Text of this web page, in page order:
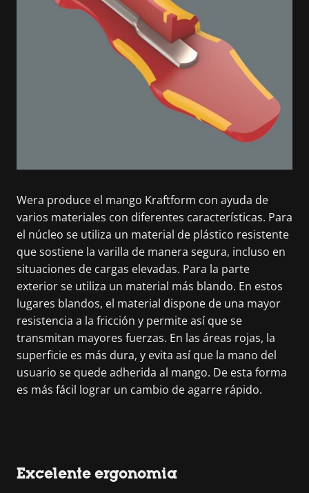
Wera produce el mango Kraftform con ayuda de
varios materiales con diferentes características. Para
el núcleo se utiliza un material de plástico resistente
que sostiene la varilla de manera segura, incluso en
situaciones de cargas elevadas. Para la parte
exterior se utiliza un material más blando. En estos
lugares blandos, el material dispone de una mayor
resistencia a la fricción y permite así que se
transmitan mayores fuerzas. En las áreas rojas, la
superficie es más dura, y evita así que la mano del
usuario se quede adherida al mango. De esta forma
es más fácil lograr un cambio de agarre rápido.
Excelente ergonomia